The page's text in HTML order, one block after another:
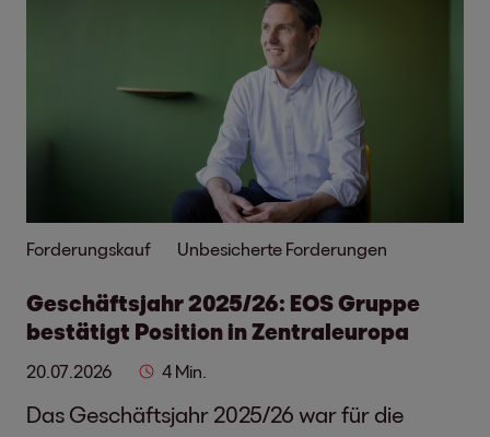
Forderungskauf Unbesicherte Forderungen
Geschäftsjahr 2025/26: EOS Gruppe
bestätigt Position in Zentraleuropa
20.07.2026 4 Min.
Das Geschäftsjahr 2025/26 war für die